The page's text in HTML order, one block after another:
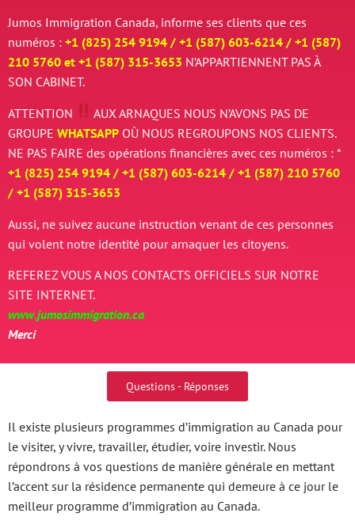
Jumos Immigration Canada, informe ses clients que ces
numéros : +1 (825) 254 9194 / +1 (587) 603-6214 / +1 (587)
210 5760 et +1 (587) 315-3653 N’APPARTIENNENT PAS À
SON CABINET.
ATTENTION AUX ARNAQUES NOUS N’AVONS PAS DE
GROUPE WHATSAPP OÙ NOUS REGROUPONS NOS CLIENTS.
NE PAS FAIRE des opérations financières avec ces numéros : *
+1 (825) 254 9194 / +1 (587) 603-6214 / +1 (587) 210 5760
/ +1 (587) 315-3653
Aussi, ne suivez aucune instruction venant de ces personnes
qui volent notre identité pour arnaquer les citoyens.
REFEREZ VOUS A NOS CONTACTS OFFICIELS SUR NOTRE
SITE INTERNET.
www.jumosimmigration.ca
Merci
Questions - Réponses
Il existe plusieurs programmes d’immigration au Canada pour
le visiter, y vivre, travailler, étudier, voire investir. Nous
répondrons à vos questions de manière générale en mettant
l’accent sur la résidence permanente qui demeure à ce jour le
meilleur programme d’immigration au Canada.